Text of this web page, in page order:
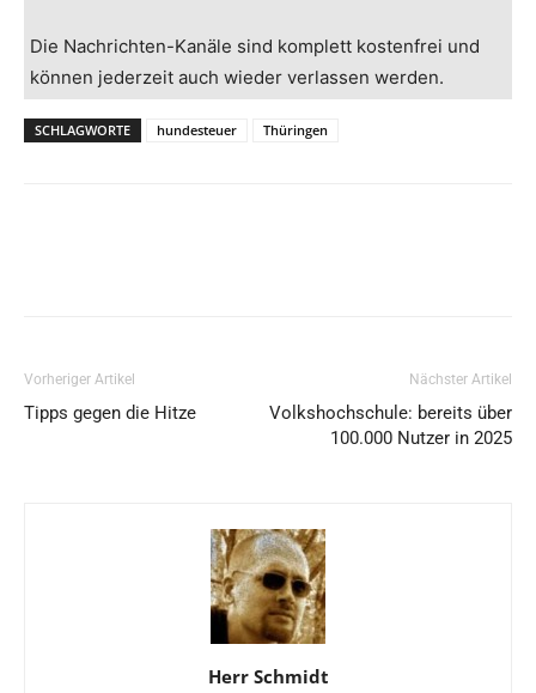
Die Nachrichten-Kanäle sind komplett kostenfrei und
können jederzeit auch wieder verlassen werden.
SCHLAGWORTE hundesteuer Thüringen
Vorheriger Artikel
Tipps gegen die Hitze
Nächster Artikel
Volkshochschule: bereits über
100.000 Nutzer in 2025
Herr Schmidt